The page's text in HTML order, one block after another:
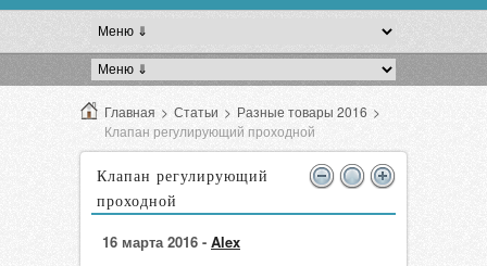
Главная > Статьи > Разные товары 2016 >
Клапан регулирующий проходной
Клапан регулирующий
проходной
16 марта 2016 - Alex